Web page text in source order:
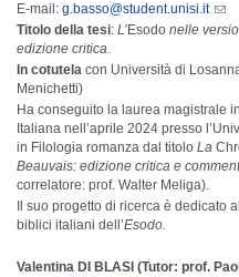
E-mail: g.basso@student.unisi.it
Titolo della tesi: L’Esodo nelle
edizione critica.
In cotutela con Università di
Menichetti)
Ha conseguito la laurea magistrale
Italiana nell’aprile 2024 presso
in Filologia romanza dal titolo La
Beauvais: edizione critica e
correlatore: prof. Walter Meliga).
Il suo progetto di ricerca è dedicato
biblici italiani dell’Esodo.
Valentina DI BLASI (Tutor: prof.